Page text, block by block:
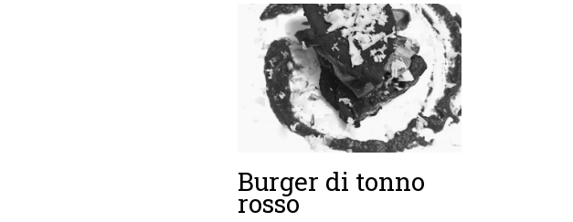
Burger di tonno
rosso